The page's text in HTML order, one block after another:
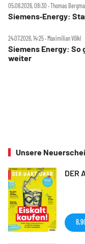
05.08.2026, 08:30 ‧ Thomas
Siemens‑Energy:
24.07.2026, 14:25 ‧ Maximilian Völkl
Siemens Energy:
weiter
Unsere
DER